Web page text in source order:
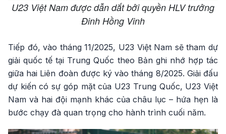
U23 Việt Nam được dẫn dắt bởi quyền HLV trưởng
Đinh Hồng Vinh
Tiếp đó, vào tháng 11/2025, U23 Việt Nam sẽ tham dự
giải quốc tế tại Trung Quốc theo Bản ghi nhớ hợp tác
giữa hai Liên đoàn được ký vào tháng 8/2025. Giải đấu
dự kiến có sự góp mặt của U23 Trung Quốc, U23 Việt
Nam và hai đội mạnh khác của châu lục – hứa hẹn là
bước chạy đà quan trọng cho hành trình cuối năm.